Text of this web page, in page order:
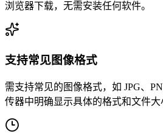
浏览器下载，无需安装任何软件。
支持常见图像格式
需支持常见的图像格式，如 JPG、
传器中明确显示具体的格式和文件大